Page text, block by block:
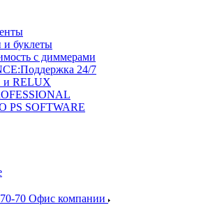
и буклеты
с диммерами
24/7
RELUX
PS SOFTWARE
70 Офис компании